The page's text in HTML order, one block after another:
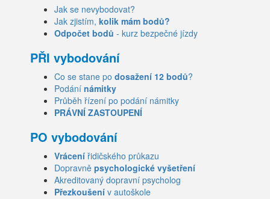
Jak se nevybodovat?
Jak zjistím, kolik mám bodů?
Odpočet bodů - kurz bezpečné jízdy
PŘI vybodování
Co se stane po dosažení 12 bodů?
Podání námitky
Průběh řízení po podání námitky
PRÁVNÍ ZASTOUPENÍ
PO vybodování
Vrácení řidičského průkazu
Dopravně psychologické vyšetření
Akreditovaný dopravní psycholog
Přezkoušení v autoškole